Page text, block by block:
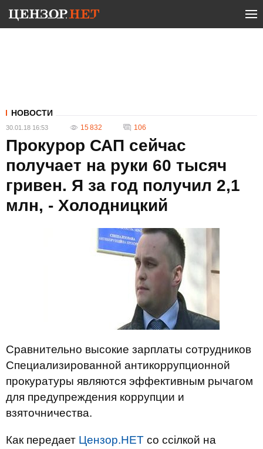
НОВОСТИ
30.01.18 16:53 15 832 106
Прокурор САП сейчас
получает на руки 60 тысяч
гривен. Я за год получил 2,1
млн, - Холодницкий
Сравнительно высокие зарплаты сотрудников
Специализированной антикоррупционной
прокуратуры являются эффективным рычагом
для предупреждения коррупции и
взяточничества.
Как передает Цензор.НЕТ со ссілкой на